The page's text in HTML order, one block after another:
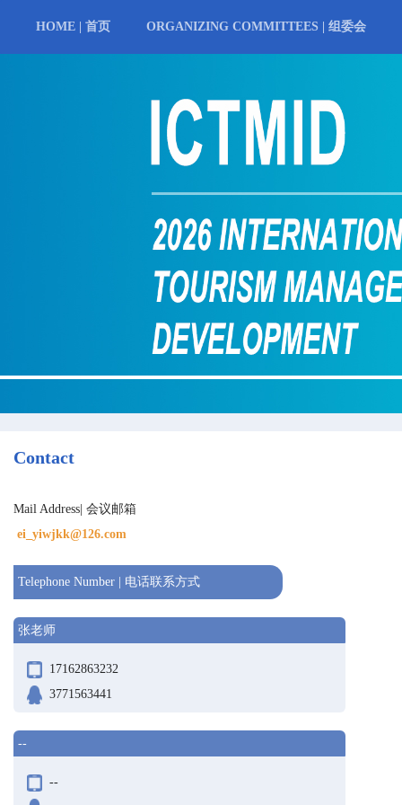
HOME | 首页 ORGANIZING COMMITTEES | 组委会
Contact
Mail Address| 会议邮箱
ei_yiwjkk@126.com
Telephone Number | 电话联系方式
张老师
17162863232
3771563441
--
--